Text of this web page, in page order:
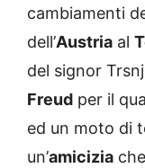
cambiamenti
dell’Austria al
del signor
Freud per il
ed un moto di
un’amicizia